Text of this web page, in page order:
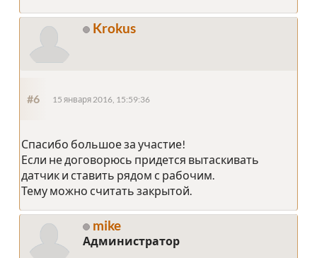
Krokus
#6 15 января 2016, 15:59:36
Спасибо большое за участие!
Если не договорюсь придется вытаскивать
датчик и ставить рядом с рабочим.
Тему можно считать закрытой.
mike
Администратор